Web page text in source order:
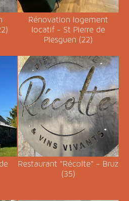
Rénovation logement
locatif - St Pierre de
Plesguen (22)
Restaurant "Récolte" - Bruz
(35)